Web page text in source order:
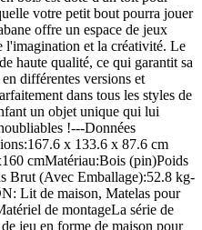
votre petit bout pourra jouer
offre un espace de jeux
l'imagination et la créativité. Le
haute qualité, ce qui garantit sa
différentes versions et
dans tous les styles de
un objet unique qui lui
!---Données
x 133.6 x 87.6 cm
cmMatériau:Bois (pin)Poids
Brut (Avec Emballage):52.8 kg-
Lit de maison, Matelas pour
de montageLa série de
jeu en forme de maison pour